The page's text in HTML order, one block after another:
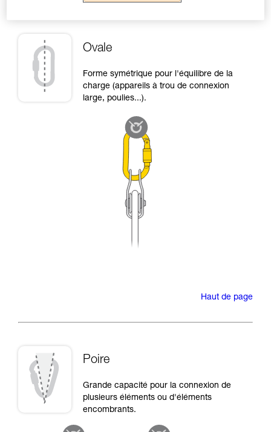
Ovale
Forme symétrique pour l'équilibre de la
charge (appareils à trou de connexion
large, poulies...).
Haut de page
Poire
Grande capacité pour la connexion de
plusieurs éléments ou d'éléments
encombrants.